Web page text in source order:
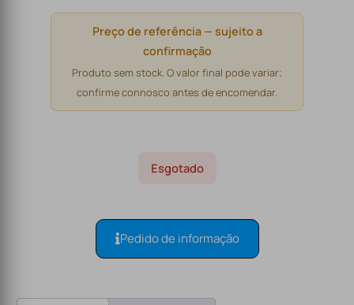
Preço de referência — sujeito a
confirmação
Produto sem stock. O valor final pode variar;
confirme connosco antes de encomendar.
Esgotado
Pedido de informação